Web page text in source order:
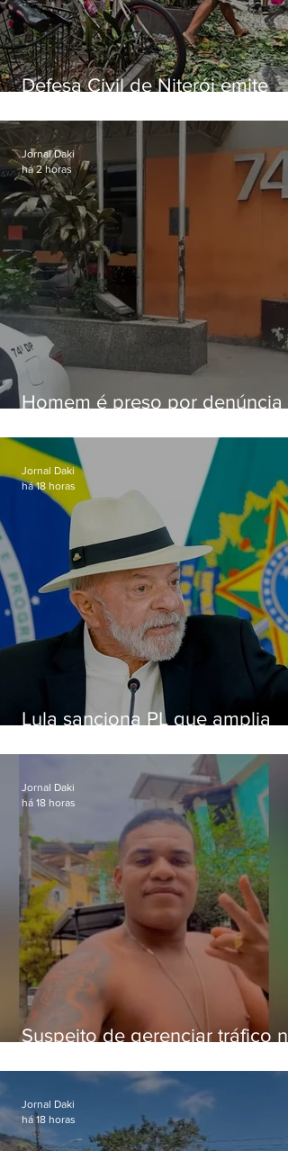
Defesa Civil de Niterói emite
sexta-feira (07)
Homem é preso por denúncia
Alcântara
Jornal Daki
há 2 horas
Lula sanciona PL que amplia
crianças
Jornal Daki
há 18 horas
Suspeito de gerenciar tráfico na
foragido
Jornal Daki
há 18 horas
Jornal Daki
há 18 horas